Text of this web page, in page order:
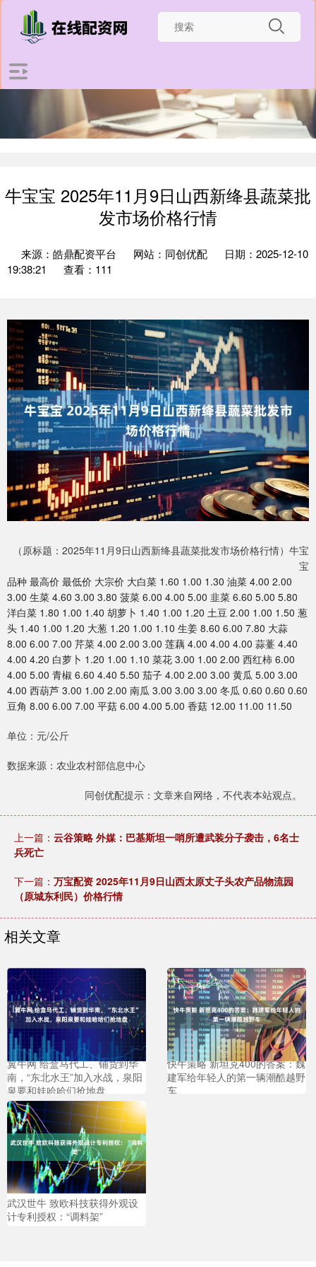
牛宝宝 2025年11月9日山西新绛县蔬菜批
发市场价格行情
来源：皓鼎配资平台 网站：同创优配
日期：2025-12-10
19:38:21
查看：111
（原标题：2025年11月9日山西新绛县蔬菜批发市场价格行情）牛宝
宝
品种 最高价 最低价 大宗价 大白菜 1.60 1.00 1.30 油菜 4.00 2.00
3.00 生菜 4.60 3.00 3.80 菠菜 6.00 4.00 5.00 韭菜 6.60 5.00 5.80
洋白菜 1.80 1.00 1.40 胡萝卜 1.40 1.00 1.20 土豆 2.00 1.00 1.50 葱
头 1.40 1.00 1.20 大葱 1.20 1.00 1.10 生姜 8.60 6.00 7.80 大蒜
8.00 6.00 7.00 芹菜 4.00 2.00 3.00 莲藕 4.00 4.00 4.00 蒜薹 4.40
4.00 4.20 白萝卜 1.20 1.00 1.10 菜花 3.00 1.00 2.00 西红柿 6.00
4.00 5.00 青椒 6.60 4.40 5.50 茄子 4.00 2.00 3.00 黄瓜 5.00 3.00
4.00 西葫芦 3.00 1.00 2.00 南瓜 3.00 3.00 3.00 冬瓜 0.60 0.60 0.60
豆角 8.00 6.00 7.00 平菇 6.00 4.00 5.00 香菇 12.00 11.00 11.50
单位：元/公斤
数据来源：农业农村部信息中心
同创优配提示：文章来自网络，不代表本站观点。
上一篇： 云谷策略 外媒：巴基斯坦一哨所遭武装分子袭击，6名士
兵死亡
下一篇： 万宝配资 2025年11月9日山西太原丈子头农产品物流园
（原城东利民）价格行情
相关文章
翼牛网 给盒马代工、铺货到华
南，“东北水王”加入水战，泉阳
泉要和娃哈哈们抢地盘
快牛策略 新坦克400的答案：魏
建军给年轻人的第一辆潮酷越野
车
武汉世牛 致欧科技获得外观设
计专利授权：“调料架”